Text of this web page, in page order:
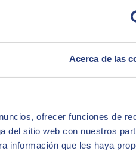
Acerca de las
ofrecer funciones de
del sitio web con nuestros
información que les haya